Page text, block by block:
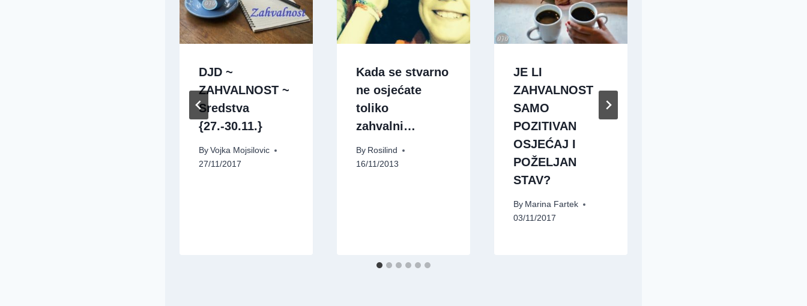
DJD ~
ZAHVALNOST ~
Sredstva
{27.-30.11.}
ByVojka Mojsilovic
27/11/2017
Kada se stvarno
ne osjećate
toliko
zahvalni…
By Rosilind
16/11/2013
JE LI
ZAHVALNOST
SAMO
POZITIVAN
OSJEĆAJ I
POŽELJAN
STAV?
By Marina Fartek
03/11/2017